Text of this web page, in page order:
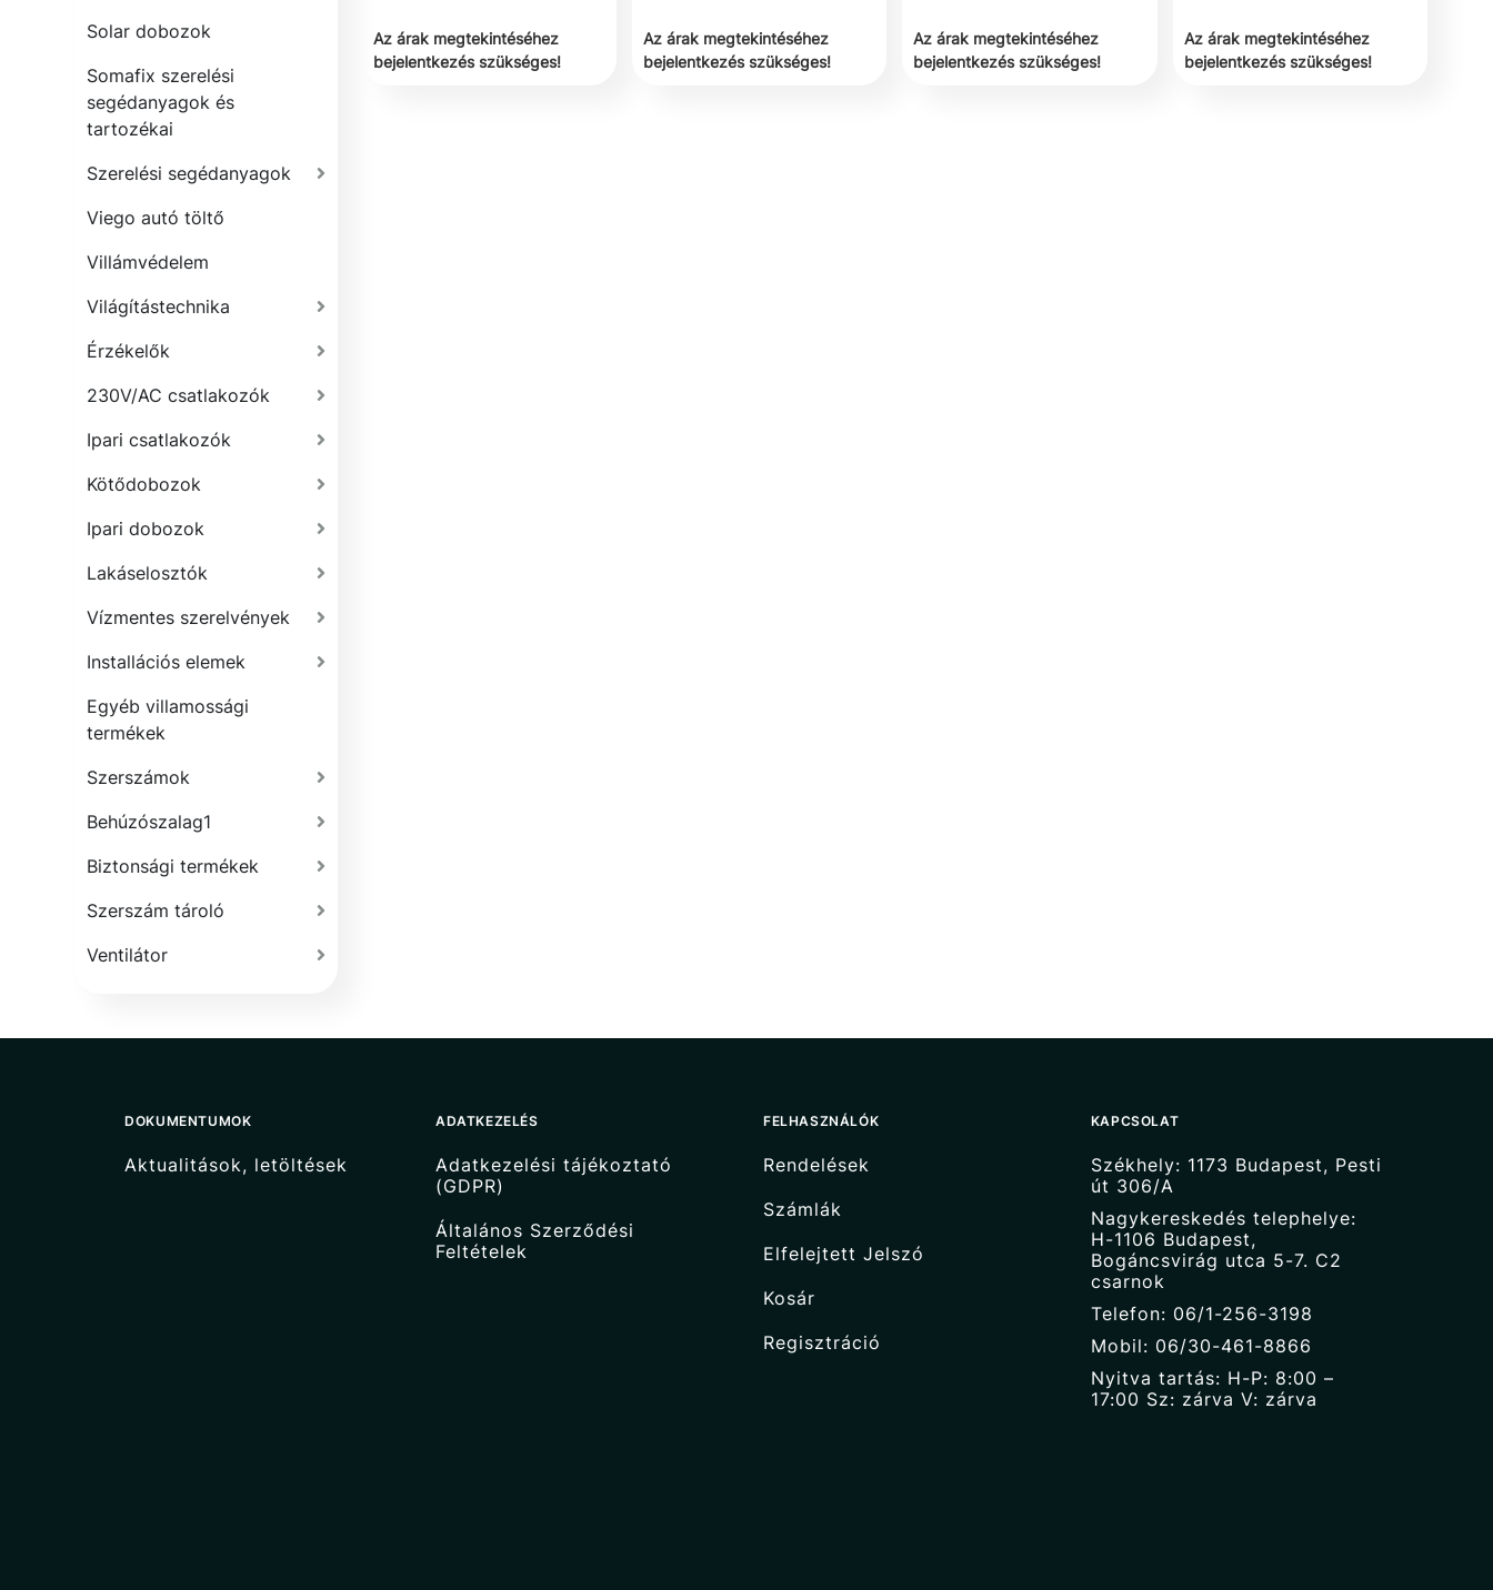
Solar dobozok
Somafix szerelési
segédanyagok és
tartozékai
Szerelési segédanyagok
Viego autó töltő
Villámvédelem
Világítástechnika
Érzékelők
230V/AC csatlakozók
Ipari csatlakozók
Kötődobozok
Ipari dobozok
Lakáselosztók
Vízmentes szerelvények
Installációs elemek
Egyéb villamossági
termékek
Szerszámok
Behúzószalag1
Biztonsági termékek
Szerszám tároló
Ventilátor
Az árak megtekintéséhez
bejelentkezés szükséges!
Az árak megtekintéséhez
bejelentkezés szükséges!
Az árak megtekintéséhez
bejelentkezés szükséges!
Az árak megtekintéséhez
bejelentkezés szükséges!
DOKUMENTUMOK
Aktualitások, letöltések
ADATKEZELÉS
Adatkezelési tájékoztató
(GDPR)
Általános Szerződési
Feltételek
FELHASZNÁLÓK
Rendelések
Számlák
Elfelejtett Jelszó
Kosár
Regisztráció
KAPCSOLAT
Székhely: 1173 Budapest, Pesti
út 306/A
Nagykereskedés telephelye:
H-1106 Budapest,
Bogáncsvirág utca 5-7. C2
csarnok
Telefon: 06/1-256-3198
Mobil: 06/30-461-8866
Nyitva tartás: H-P: 8:00 –
17:00 Sz: zárva V: zárva